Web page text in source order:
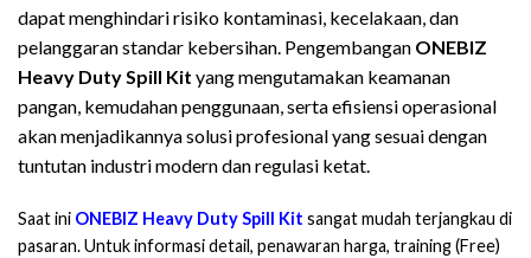
dapat menghindari risiko kontaminasi, kecelakaan, dan
pelanggaran standar kebersihan. Pengembangan ONEBIZ
Heavy Duty Spill Kit yang mengutamakan keamanan
pangan, kemudahan penggunaan, serta efisiensi operasional
akan menjadikannya solusi profesional yang sesuai dengan
tuntutan industri modern dan regulasi ketat.
Saat ini ONEBIZ Heavy Duty Spill Kit sangat mudah terjangkau di
pasaran. Untuk informasi detail, penawaran harga, training (Free)